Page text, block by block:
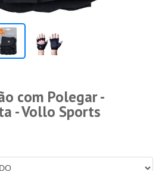
com Polegar -
- Vollo Sports